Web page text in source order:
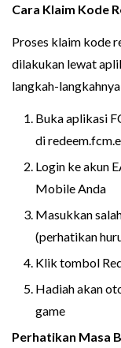
Cara Klaim Kode
Proses klaim kode
dilakukan lewat
langkah-
Buka aplikasi
di
Login ke akun
Mobile Anda
Masukkan
(perhatikan
Klik tombol
Hadiah akan
game
Perhatikan Masa